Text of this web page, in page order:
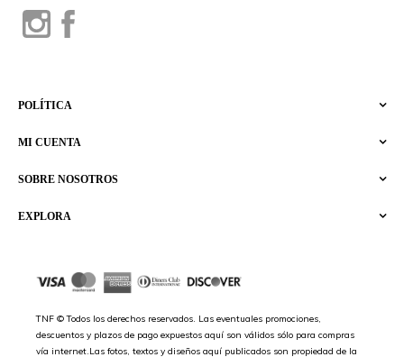
EXPLORA
SOBRE NOSOTROS
MI CUENTA
POLÍTICA
TNF © Todos los derechos reservados. Las eventuales promociones,
descuentos y plazos de pago expuestos aquí son válidos sólo para compras
vía internet.Las fotos, textos y diseños aquí publicados son propiedad de la